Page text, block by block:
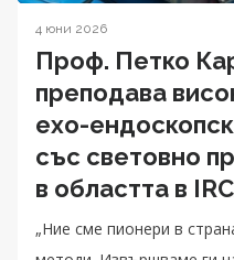
4 юни 2026
Проф. Петко
преподава
ехо-
със световно
в областта в
„Ние сме пионери в